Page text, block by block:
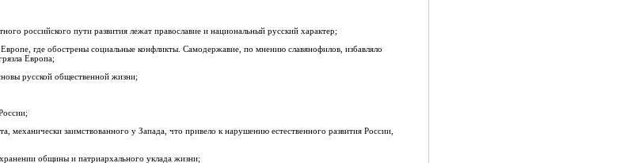
российского пути развития лежат православие и национальный русский характер;
где обострены социальные конфликты. Самодержавие, по мнению славянофилов, избавляло
Европа;
русской общественной жизни;
механически заимствованного у Запада, что привело к нарушению естественного развития России,
общины и патриархального уклада жизни;